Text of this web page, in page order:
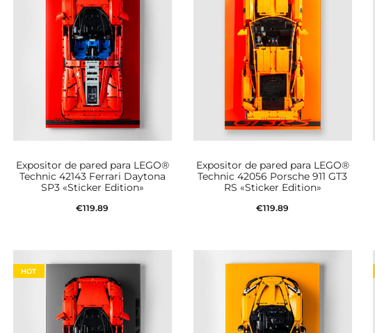
Expositor de pared para LEGO®
Technic 42143 Ferrari Daytona
SP3 «Sticker Edition»
€119.89
Expositor de pared para LEGO®
Technic 42056 Porsche 911 GT3
RS «Sticker Edition»
€119.89
HOT